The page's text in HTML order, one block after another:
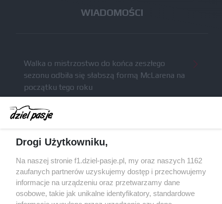
WIADOMOŚCI
Walka o mistrzostwo do końca zeszłego
sezonu odbiła się słabszą formą McLarena na
początku tego roku
McCullough całkowicie opuści Astona Martina i
ma trafić do Red Bulla (akt.)
zeszłego sezonu
Obecne silniki muszą polegać na uczących się
algorytmach?
Honda uświadomiła sobie skalę problemów z
silnikiem dopiero w styczniu
Drogi Użytkowniku,
Na naszej stronie f1.dziel-pasje.pl, my oraz naszych 1162
zaufanych partnerów uzyskujemy dostęp i przechowujemy
informacje na urządzeniu oraz przetwarzamy dane
osobowe, takie jak unikalne identyfikatory, standardowe